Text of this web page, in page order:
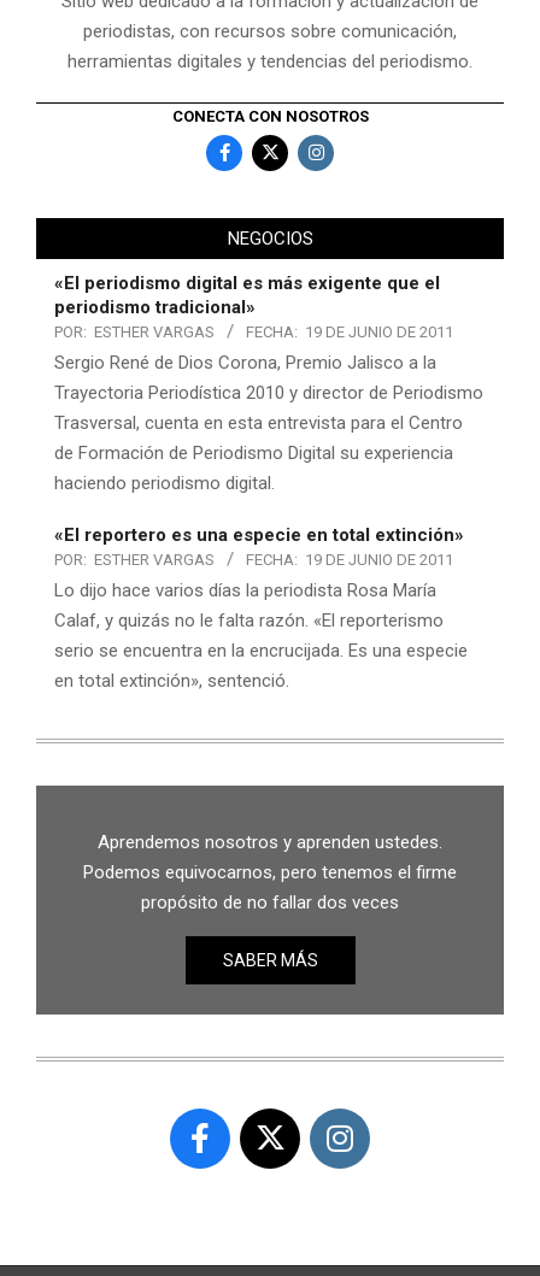
periodistas, con recursos sobre comunicación,
herramientas digitales y tendencias del periodismo.
CONECTA CON NOSOTROS
NEGOCIOS
«El periodismo digital es más exigente que el
periodismo tradicional»
POR: ESTHER VARGAS FECHA: 19 DE JUNIO DE 2011
Sergio René de Dios Corona, Premio Jalisco a la
Trayectoria Periodística 2010 y director de Periodismo
Trasversal, cuenta en esta entrevista para el Centro
de Formación de Periodismo Digital su experiencia
haciendo periodismo digital.
«El reportero es una especie en total extinción»
POR: ESTHER VARGAS FECHA: 19 DE JUNIO DE 2011
Lo dijo hace varios días la periodista Rosa María
Calaf, y quizás no le falta razón. «El reporterismo
serio se encuentra en la encrucijada. Es una especie
en total extinción», sentenció.
Aprendemos nosotros y aprenden ustedes.
Podemos equivocarnos, pero tenemos el firme
propósito de no fallar dos veces
SABER MÁS